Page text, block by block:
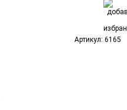
Артикул: 6165